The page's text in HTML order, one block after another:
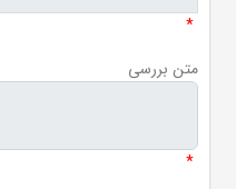
*
متن بررسی
*